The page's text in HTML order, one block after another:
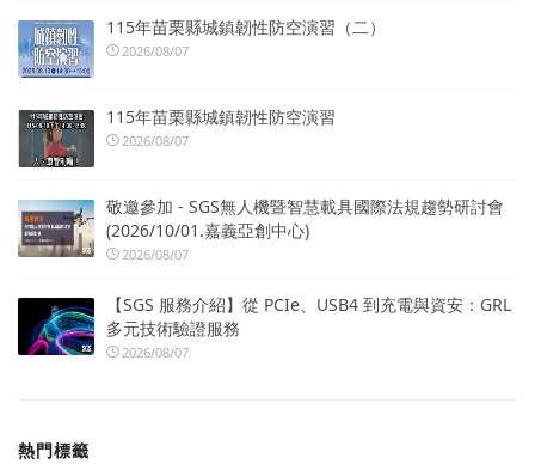
115年苗栗縣城鎮韌性防空演習（二）
2026/08/07
115年苗栗縣城鎮韌性防空演習
2026/08/07
敬邀參加 - SGS無人機暨智慧載具國際法規趨勢研討會
(2026/10/01.嘉義亞創中心)
2026/08/07
【SGS 服務介紹】從 PCIe、USB4 到充電與資安：GRL
多元技術驗證服務
2026/08/07
熱門標籤